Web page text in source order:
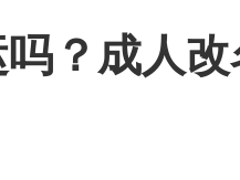
？成人